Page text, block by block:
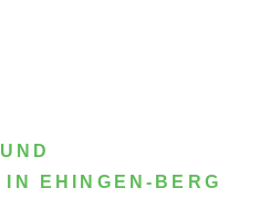
IN EHINGEN-BERG